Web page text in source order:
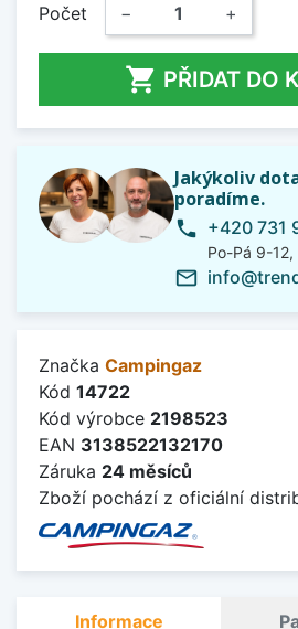
Počet − +
 PŘIDAT DO
Jakýkoliv
poradíme.
phone +420 731
Po-Pá 9-12,
mail_outline
Značka Campingaz
Kód 14722
Kód výrobce 2198523
EAN 3138522132170
Záruka 24 měsíců
Zboží pochází z oficiální
Informace